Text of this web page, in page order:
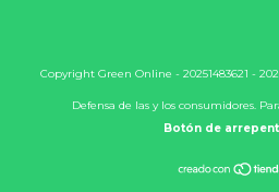
Copyright Green Online - 20251483621 -
Defensa de las y los consumidores.
Botón de